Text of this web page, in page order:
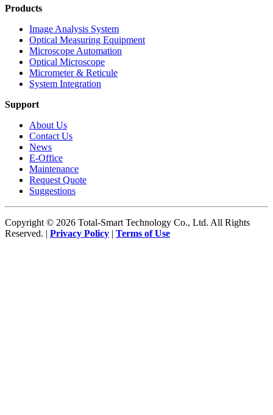
Products
Image Analysis System
Optical Measuring Equipment
Microscope Automation
Optical Microscope
Micrometer & Reticule
System Integration
Support
About Us
Contact Us
News
E-Office
Maintenance
Request Quote
Suggestions
Copyright © 2026 Total-Smart Technology Co., Ltd. All Rights
Reserved. | Privacy Policy | Terms of Use